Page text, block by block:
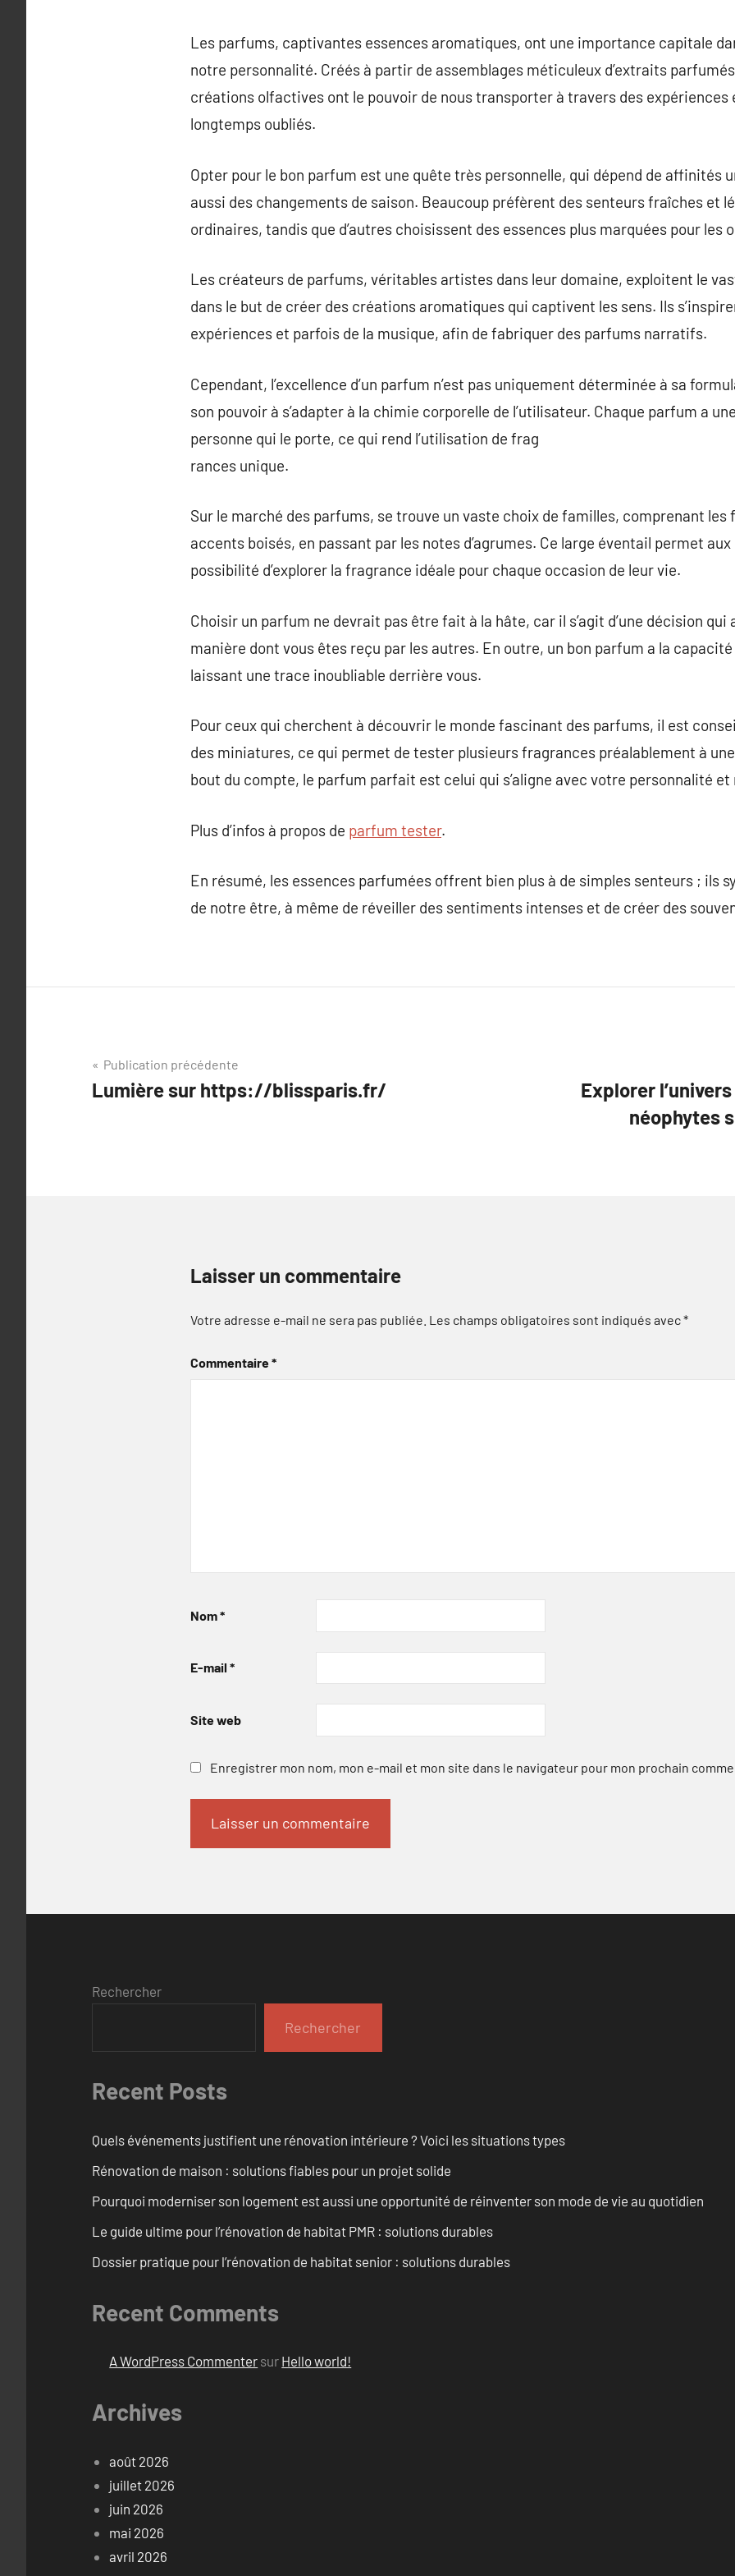
Les parfums, captivantes essences aromatiques, ont une importance capitale
notre personnalité. Créés à partir de assemblages méticuleux d’extraits parfumés,
créations olfactives ont le pouvoir de nous transporter à travers des expériences
longtemps oubliés.
Opter pour le bon parfum est une quête très personnelle, qui dépend de affinités
aussi des changements de saison. Beaucoup préfèrent des senteurs fraîches et
ordinaires, tandis que d’autres choisissent des essences plus marquées pour les
Les créateurs de parfums, véritables artistes dans leur domaine, exploitent le
dans le but de créer des créations aromatiques qui captivent les sens. Ils
expériences et parfois de la musique, afin de fabriquer des parfums narratifs.
Cependant, l’excellence d’un parfum n’est pas uniquement déterminée à sa
son pouvoir à s’adapter à la chimie corporelle de l’utilisateur. Chaque parfum a
personne qui le porte, ce qui rend l’utilisation de frag
rances unique.
Sur le marché des parfums, se trouve un vaste choix de familles, comprenant
accents boisés, en passant par les notes d’agrumes. Ce large éventail permet aux
possibilité d’explorer la fragrance idéale pour chaque occasion de leur vie.
Choisir un parfum ne devrait pas être fait à la hâte, car il s’agit d’une décision
manière dont vous êtes reçu par les autres. En outre, un bon parfum a la
laissant une trace inoubliable derrière vous.
Pour ceux qui cherchent à découvrir le monde fascinant des parfums, il est
des miniatures, ce qui permet de tester plusieurs fragrances préalablement à
bout du compte, le parfum parfait est celui qui s’aligne avec votre personnalité
Plus d’infos à propos de parfum tester.
En résumé, les essences parfumées offrent bien plus à de simples senteurs ; ils
de notre être, à même de réveiller des sentiments intenses et de créer des
Navigation
de
Publication précédente
Lumière sur https://blissparis.fr/
Explorer
néophytes
Laisser un commentaire
Votre adresse e-mail ne sera pas publiée. Les champs obligatoires sont indiqués avec*
Commentaire*
Nom*
E-mail *
Site web
Enregistrer mon nom, mon e-mail et mon site dans le navigateur pour mon prochain
Rechercher
Rechercher
Recent Posts
Quels événements justifient une rénovation intérieure ? Voici les situations types
Rénovation de maison : solutions fiables pour un projet solide
Pourquoi moderniser son logement est aussi une opportunité de réinventer son mode de vie au quotidien
Le guide ultime pour l’rénovation de habitat PMR : solutions durables
Dossier pratique pour l’rénovation de habitat senior : solutions durables
Recent Comments
A WordPress Commenter sur Hello world!
Archives
août 2026
juillet 2026
juin 2026
mai 2026
avril 2026